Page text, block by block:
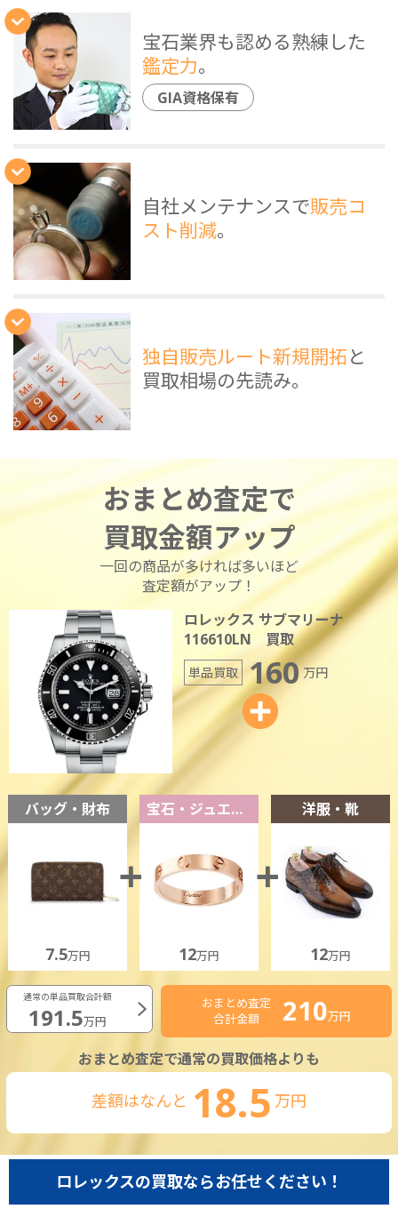
宝石業界も認める熟練した
鑑定力。
GIA資格保有
自社メンテナンスで販売コ
スト削減。
独自販売ルート新規開拓と
買取相場の先読み。
おまとめ査定で
買取金額アップ
一回の商品が多ければ多いほど
査定額がアップ！
ロレックス サブマリーナ
116610LN 買取
単品買取 160万円
バッグ・財布
7.5万円
宝石・ジュエリー
12万円
洋服・靴
12万円
通常の単品買取合計額
191.5万円
おまとめ査定
合計金額
210万円
おまとめ査定で通常の買取価格よりも
差額はなんと 18.5 万円
ロレックスの買取ならお任せください！